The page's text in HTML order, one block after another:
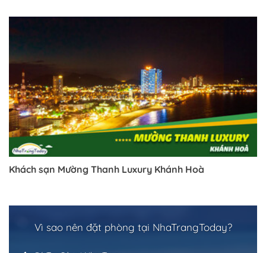
Khách sạn Mường Thanh Luxury Khánh Hoà
Vì sao nên đặt phòng tại NhaTrangToday?